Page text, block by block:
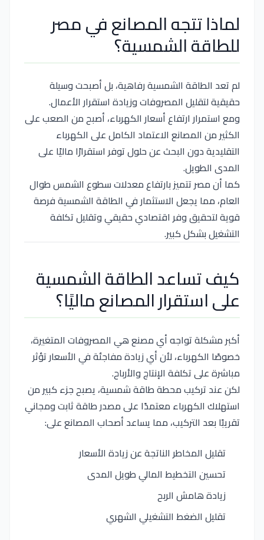
لماذا تتجه المصانع في مصر
للطاقة الشمسية؟
لم تعد الطاقة الشمسية رفاهية، بل أصبحت وسيلة
حقيقية لتقليل المصروفات وزيادة استقرار الأعمال.
ومع استمرار ارتفاع أسعار الكهرباء، أصبح من الصعب على
الكثير من المصانع الاعتماد الكامل على الكهرباء
التقليدية دون البحث عن حلول توفر استقرارًا ماليًا على
المدى الطويل.
كما أن مصر تتميز بارتفاع معدلات سطوع الشمس طوال
العام، مما يجعل الاستثمار في الطاقة الشمسية فرصة
قوية لتحقيق وفر اقتصادي حقيقي وتقليل تكلفة
التشغيل بشكل كبير.
كيف تساعد الطاقة الشمسية
على استقرار المصانع ماليًا؟
أكبر مشكلة تواجه أي مصنع هي المصروفات المتغيرة،
خصوصًا الكهرباء، لأن أي زيادة مفاجئة في الأسعار تؤثر
مباشرة على تكلفة الإنتاج والأرباح.
لكن عند تركيب محطة طاقة شمسية، يصبح جزء كبير من
استهلاك الكهرباء معتمدًا على مصدر طاقة ثابت ومجاني
تقريبًا بعد التركيب، مما يساعد أصحاب المصانع على:
تقليل المخاطر الناتجة عن زيادة الأسعار
تحسين التخطيط المالي طويل المدى
زيادة هامش الربح
تقليل الضغط التشغيلي الشهري